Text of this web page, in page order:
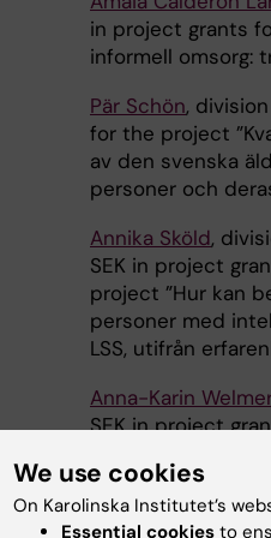
in project grants
informell omsorg:
Pär Schön,
for the project
av den svenska
personer och
Annika Sköld,
SEK in project
project ”Hur kan
personer med
LSS, utifrån
Anna-Karin Welmer
SEK in project
inkommit akut till
We use cookies
On Karolinska Institutet’s
Essential cookies to